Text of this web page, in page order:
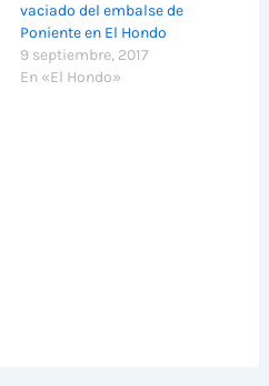
vaciado del embalse de
Poniente en El Hondo
9 septiembre, 2017
En «El Hondo»